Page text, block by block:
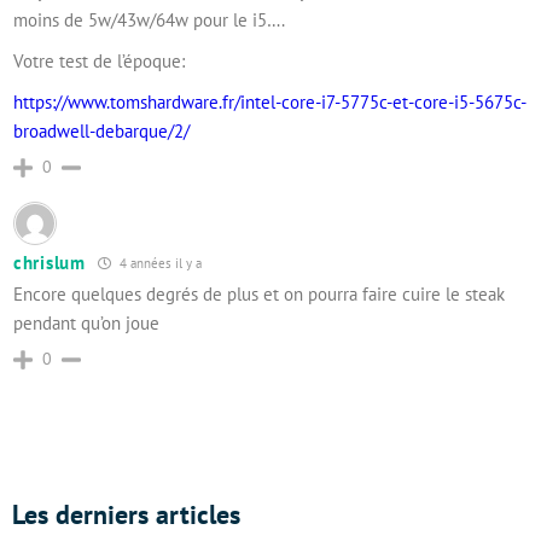
moins de 5w/43w/64w pour le i5….
Votre test de l’époque:
https://www.tomshardware.fr/intel-core-i7-5775c-et-core-i5-5675c-
broadwell-debarque/2/
0
chrislum 4 années il y a
Encore quelques degrés de plus et on pourra faire cuire le steak
pendant qu’on joue
0
Les derniers articles